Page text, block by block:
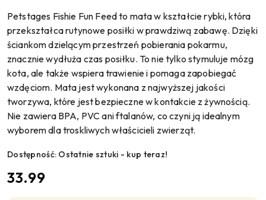
Petstages Fishie Fun Feed to mata w kształcie rybki, która
przekształca rutynowe posiłki w prawdziwą zabawę. Dzięki
ściankom dzielącym przestrzeń pobierania pokarmu,
znacznie wydłuża czas posiłku. To nie tylko stymuluje mózg
kota, ale także wspiera trawienie i pomaga zapobiegać
wzdęciom. Mata jest wykonana z najwyższej jakości
tworzywa, które jest bezpieczne w kontakcie z żywnością.
Nie zawiera BPA, PVC ani ftalanów, co czyni ją idealnym
wyborem dla troskliwych właścicieli zwierząt.
Dostępność: Ostatnie sztuki - kup teraz!
cena:
33.99